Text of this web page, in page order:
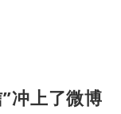
击贯穿浙江
冲上了微博